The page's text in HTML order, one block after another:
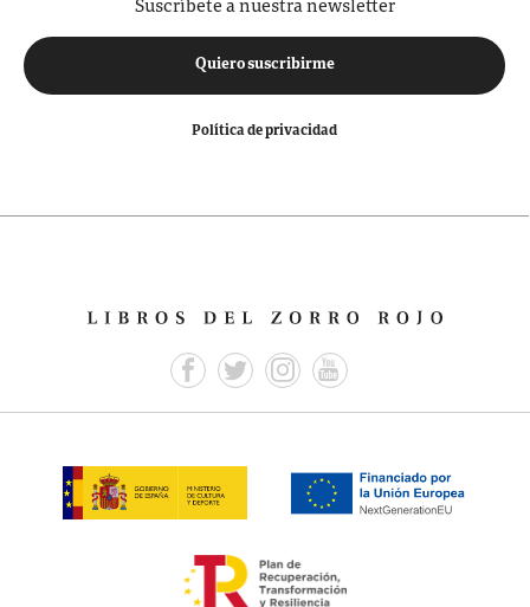
Suscríbete a nuestra newsletter
Quiero suscribirme
Política de privacidad